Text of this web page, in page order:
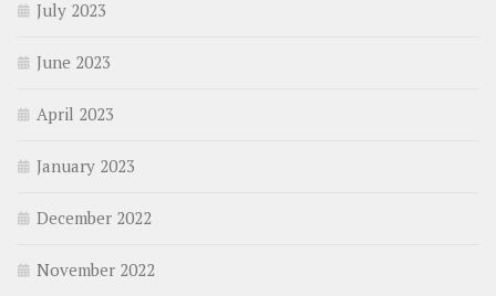
July 2023
June 2023
April 2023
January 2023
December 2022
November 2022